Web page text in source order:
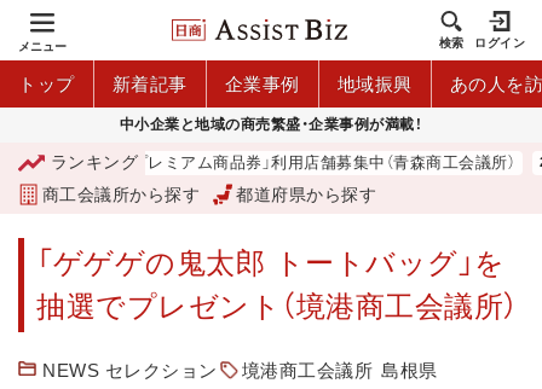
メニュー 検索 ログイン
トップ 新着記事 企業事例 地域振興 あの人を
中小企業と地域の商売繁盛・企業事例が満載！
ランキング
「青森市プレミアム商品券」利用店舗募集中（青森商工会議所）
商工会議所から探す 都道府県から探す
「ゲゲゲの鬼太郎 トートバッグ」を
抽選でプレゼント（境港商工会議所）
NEWS セレクション 境港商工会議所 島根県